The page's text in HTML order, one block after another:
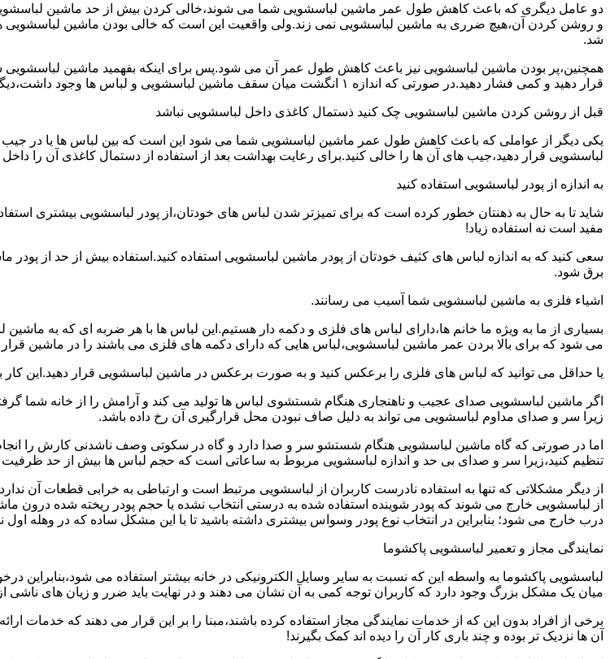
دو عامل دیگری که باعث کاهش طول عمر ماشین لباسشویی شما می شوند،خالی کردن بیش از حد ماشین لباسشویی
و روشن کردن آن،هیچ ضرری به ماشین لباسشویی نمی زند.ولی واقعیت این است که خالی بودن ماشین
شد.
همچنین،پر بودن ماشین لباسشویی نیز باعث کاهش طول عمر آن می شود.پس برای اینکه بفهمید ماشین لباسشویی
قرار دهید و کمی فشار دهید.در صورتی که اندازه ۱ انگشت میان سقف ماشین لباسشویی و لباس ها وجود داشت،دیگر نباید ماشین لباسشویی را پر کنید.
قبل از روشن کردن ماشین لباسشویی چک کنید ذستمال کاغذی داخل لباسشویی نباشد
یکی دیگر از عواملی که باعث کاهش طول عمر ماشین لباسشویی شما می شود این است که بین لباس ها یا در جیب
لباسشویی قرار دهید،جیب های آن ها را خالی کنید.برای رعایت بهداشت بعد از استفاده از دستمال کاغذی آن را
به اندازه از پودر لباسشویی استفاده کنید
شاید تا به حال به ذهنتان خطور کرده است که برای تمیزتر شدن لباس های خودتان،از پودر لباسشویی بیشتری
مفید است نه استفاده زیاد!
سعی کنید که به اندازه لباس های کثیف خودتان از پودر ماشین لباسشویی استفاده کنید.استفاده بیش از حد از
برق شود.
اشیاء فلزی به ماشین لباسشویی شما آسیب می رسانند.
بسیاری از ما به ویژه ما خانم ها،دارای لباس های فلزی و دکمه دار هستیم.این لباس ها با هر ضربه ای که به
می شود که برای بالا بردن عمر ماشین لباسشویی،لباس هایی که دارای دکمه های فلزی می باشند را در ماشین قرار
یا حداقل می توانید که لباس های فلزی را برعکس کنید و به صورت برعکس در ماشین لباسشویی قرار دهید.این
اگر ماشین لباسشویی صدای عجیب و ناهنجاری هنگام شستشوی لباس ها تولید می کند و آرامش را از خانه شما
زیرا سر و صدای مداوم لباسشویی می تواند به دلیل صاف نبودن محل قرارگیری آن رخ داده باشد.
اما در صورتی که گاه ماشین لباسشویی هنگام شستشو سر و صدا دارد و گاه در سکوتی وصف ناشدنی کارش را
تنظیم کنید،زیرا سر و صدای بی حد و اندازه لباسشویی مربوط به ساعاتی است که حجم لباس ها بیش از حد
از دیگر مشکلاتی که تنها به استفاده نادرست کاربران از لباسشویی مرتبط است و ارتباطی به خرابی قطعات آن
از لباسشویی خارج می شوند که پودر شوینده استفاده شده به درستی انتخاب نشده یا حجم پودر ریخته شده
درب خارج می شود؛ بنابراین در انتخاب نوع پودر وسواس بیشتری داشته باشید تا با این مشکل ساده که در وهله
نمایندگی مجاز و تعمیر لباسشویی پاکشوما
لباسشویی پاکشوما به واسطه این که نسبت به سایر وسایل الکترونیکی در خانه بیشتر استفاده می شود،بنابراین
میان یک مشکل بزرگ وجود دارد که کاربران توجه کمی به آن نشان می دهند و در نهایت باید ضرر و زیان های ناشی از
برخی از افراد بدون این که از خدمات نمایندگی مجاز استفاده کرده باشند،مبنا را بر این قرار می دهند که خدمات
آن ها نزدیک تر بوده و چند باری کار آن را دیده اند کمک بگیرند!